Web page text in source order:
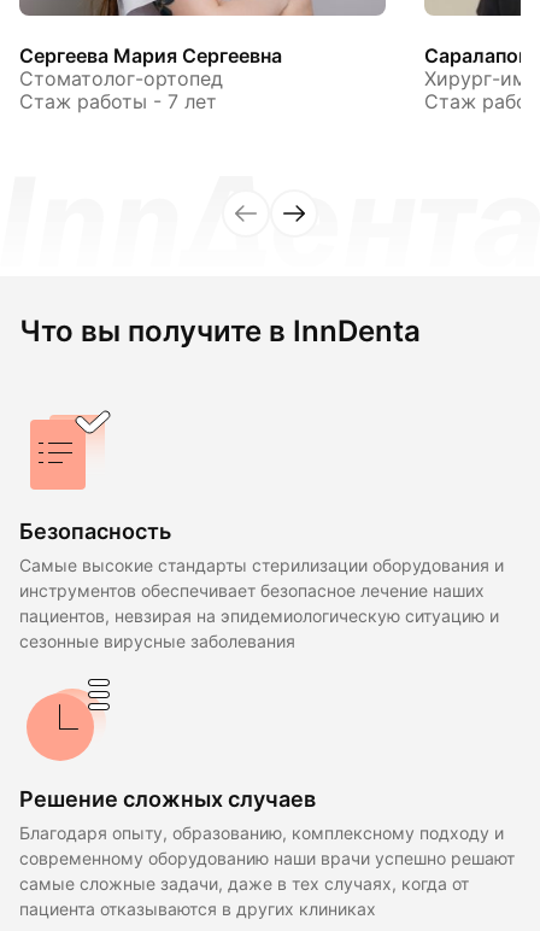
Сергеева Мария Сергеевна
Стоматолог-ортопед
Стаж работы - 7 лет
Саралапов
Хирург-
Стаж
Что вы получите в InnDenta
Безопасность
Самые высокие стандарты стерилизации оборудования и
инструментов обеспечивает безопасное лечение наших
пациентов, невзирая на эпидемиологическую ситуацию и
сезонные вирусные заболевания
Решение сложных случаев
Благодаря опыту, образованию, комплексному подходу и
современному оборудованию наши врачи успешно решают
самые сложные задачи, даже в тех случаях, когда от
пациента отказываются в других клиниках